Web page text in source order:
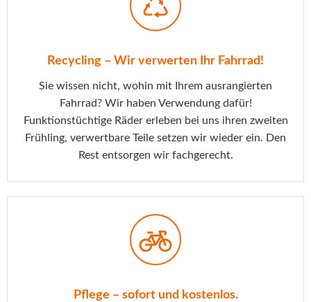
Recycling – Wir verwerten Ihr Fahrrad!
Sie wissen nicht, wohin mit Ihrem ausrangierten
Fahrrad? Wir haben Verwendung dafür!
Funktionstüchtige Räder erleben bei uns ihren zweiten
Frühling, verwertbare Teile setzen wir wieder ein. Den
Rest entsorgen wir fachgerecht.
Pflege – sofort und kostenlos.